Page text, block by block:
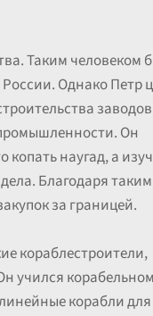
Таким человеком
Однако Петр
Он
наугад, а
Благодаря
за границей.
кораблестроители,
учился
корабли для